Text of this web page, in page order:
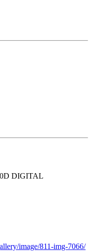
DIGITAL
image/811-img-7066/